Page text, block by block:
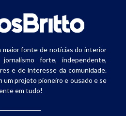
maior fonte de notícias do interior
forte, independente,
e de interesse da comunidade.
um projeto pioneiro e ousado e se
em tudo!